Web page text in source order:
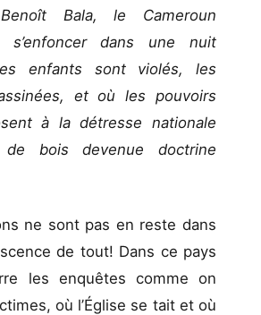
Benoît Bala, le Cameroun
s’enfoncer dans une nuit
enfants sont violés, les
et où les pouvoirs
à la détresse nationale
bois devenue doctrine
ne sont pas en reste dans
de tout! Dans ce pays
les enquêtes comme on
où l’Église se tait et où